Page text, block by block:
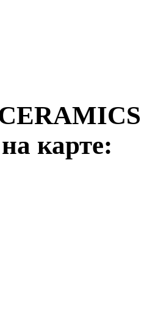
карте: